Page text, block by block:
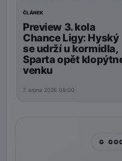
ČLÁNEK
Preview 3. kola
Chance Ligy: Hyský
se udrží u kormidla,
Sparta opět
venku
7. srpna 2026 08:00
G